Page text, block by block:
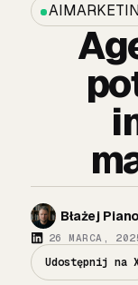
Błażej
26 MARCA,
Udostępnij na